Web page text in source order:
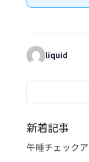
liquid
新着記事
午睡チェック